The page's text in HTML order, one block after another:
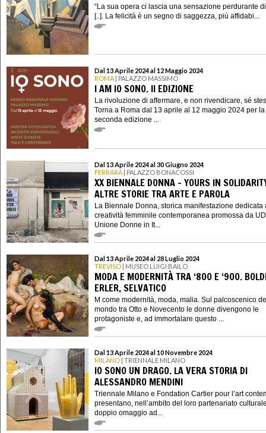
“La sua opera ci lascia una sensazione perdurante
[..]. La felicità è un segno di saggezza, più affidabi...
Dal 13 Aprile 2024 al 12 Maggio 2024
ROMA | PALAZZO MASSIMO
I AM IO SONO. II EDIZIONE
La rivoluzione di affermare, e non rivendicare, sé
Torna a Roma dal 13 aprile al 12 maggio 2024 per la
seconda edizione ...
Dal 13 Aprile 2024 al 30 Giugno 2024
FERRARA | PALAZZO BONACOSSI
XX BIENNALE DONNA - YOURS IN
ALTRE STORIE TRA ARTE E PAROLA
La Biennale Donna, storica manifestazione dedicata
creatività femminile contemporanea promossa da
Unione Donne in It...
Dal 13 Aprile 2024 al 28 Luglio 2024
TREVISO | MUSEO LUIGI BAILO
MODA E MODERNITÀ TRA ‘800 E ‘900.
ERLER, SELVATICO
M come modernità, moda, malia. Sul palcoscenico
mondo tra Otto e Novecento le donne divengono le
protagoniste e, ad immortalare questo ...
Dal 13 Aprile 2024 al 10 Novembre 2024
MILANO | TRIENNALE MILANO
IO SONO UN DRAGO. LA VERA STORIA DI
ALESSANDRO MENDINI
Triennale Milano e Fondation Cartier pour l’art
presentano, nell’ambito del loro partenariato
doppio omaggio ad...